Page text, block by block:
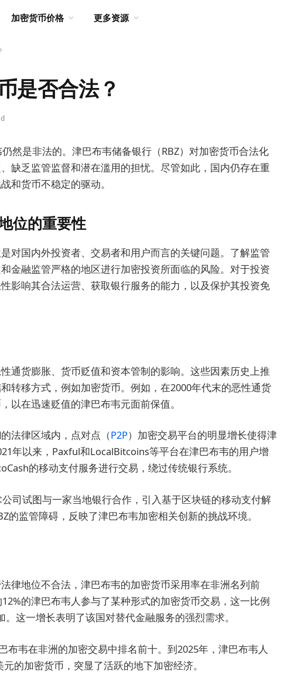
加密货币价格 更多资源
是否合法？
然是非法的。津巴布韦储备银行（RBZ）对加密货币合法化
缺乏监管监督和潜在滥用的担忧。尽管如此，国内仍存在重
和货币不稳定的驱动。
位的重要性
对国内外投资者、交易者和用户而言的关键问题。了解监管
金融监管严格的地区进行加密投资所面临的风险。对于投资
影响其合法运营、获取银行服务的能力，以及保护其投资免
通货膨胀、货币贬值和资本管制的影响。这些因素历史上推
转移方式，例如加密货币。例如，在2000年代末的恶性通货
以在迅速贬值的津巴布韦元面前保值。
法律区域内，点对点（P2P）加密交易平台的明显增长使得津
年以来，Paxful和LocalBitcoins等平台在津巴布韦的用户增
的移动支付服务进行交易，绕过传统银行系统。
司试图与一家当地银行合作，引入基于区块链的移动支付解
的监管障碍，反映了津巴布韦加密相关创新的挑战环境。
律地位不合法，津巴布韦的加密货币采用率在非洲名列前
的津巴布韦人参与了某种形式的加密货币交易，这一比例
这一增长表明了该国对替代金融服务的强烈需求。
布韦在非洲的加密交易中排名前十。到2025年，津巴布韦人
的加密货币，突显了活跃的地下加密经济。